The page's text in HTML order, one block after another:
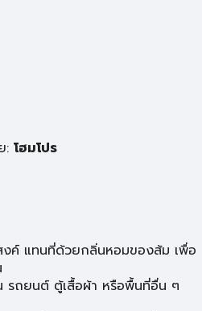
: โฮมโปร
งค์ แทนที่ด้วยกลิ่นหอมของส้ม เพื่อ
รถยนต์ ตู้เสื้อผ้า หรือพื้นที่อื่น ๆ